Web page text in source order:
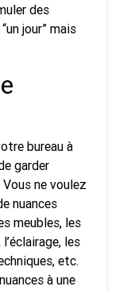
des
jour” mais
bureau à
garder
ne voulez
nuances
meubles, les
les
etc.
à une